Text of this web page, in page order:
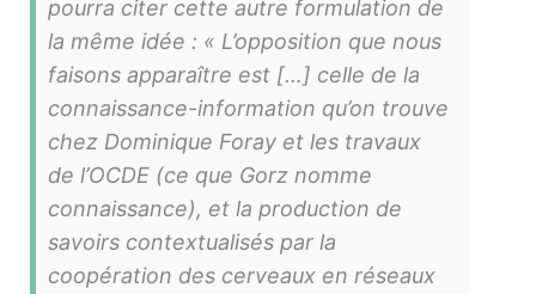
pourra citer cette autre formulation de
la même idée : « L’opposition que nous
faisons apparaître est […] celle de la
connaissance-information qu’on trouve
chez Dominique Foray et les travaux
de l’OCDE (ce que Gorz nomme
connaissance), et la production de
savoirs contextualisés par la
coopération des cerveaux en réseaux